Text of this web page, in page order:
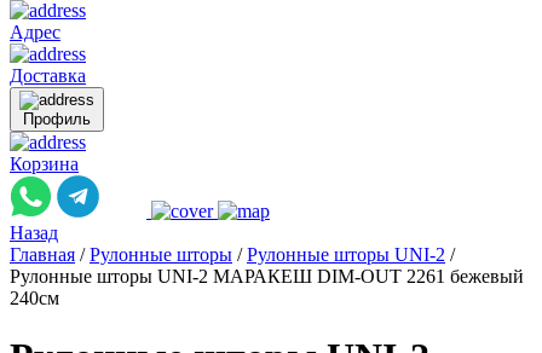
Адрес
Доставка
Профиль
Корзина
Назад
Главная / Рулонные шторы / Рулонные шторы UNI-2 /
Рулонные шторы UNI-2 МАРАКЕШ DIM-OUT 2261 бежевый
240см